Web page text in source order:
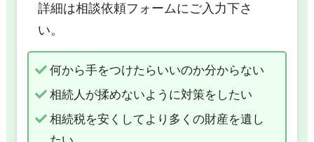
詳細は相談依頼フォームにご入力下さ
い。
何から手をつけたらいいのか分からない
相続人が揉めないように対策をしたい
相続税を安くしてより多くの財産を遺し